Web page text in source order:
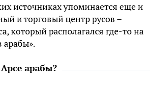
источниках упоминается еще и
и торговый центр русов –
который располагался где-то на
арабы».
арабы?